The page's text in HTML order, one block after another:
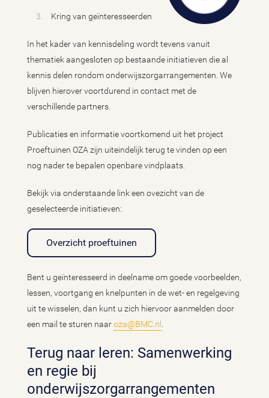
Kring van geïnteresseerden
In het kader van kennisdeling wordt tevens vanuit
thematiek aangesloten op bestaande initiatieven die al
kennis delen rondom onderwijszorgarrangementen. We
blijven hierover voortdurend in contact met de
verschillende partners.
Publicaties en informatie voortkomend uit het project
Proeftuinen OZA zijn uiteindelijk terug te vinden op een
nog nader te bepalen openbare vindplaats.
Bekijk via onderstaande link een ovezicht van de
geselecteerde initiatieven:
Overzicht proeftuinen
Bent u geïnteresseerd in deelname om goede voorbeelden,
lessen, voortgang en knelpunten in de wet- en regelgeving
uit te wisselen, dan kunt u zich hiervoor aanmelden door
een mail te sturen naaroza@BMC.nl
Terug naar leren: Samenwerking
en regie bij
onderwijszorgarrangementen